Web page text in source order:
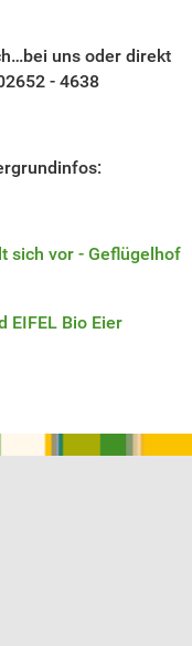
uns oder direkt
- 4638
sich vor - Geflügelhof
EIFEL Bio Eier